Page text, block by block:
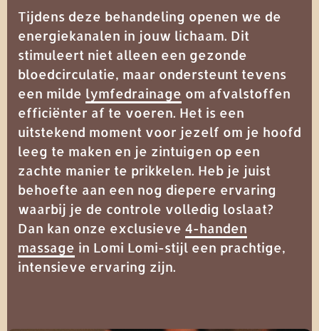
Tijdens deze behandeling openen we de
energiekanalen in jouw lichaam. Dit
stimuleert niet alleen een gezonde
bloedcirculatie, maar ondersteunt tevens
een milde lymfedrainage om afvalstoffen
efficiënter af te voeren. Het is een
uitstekend moment voor jezelf om je hoofd
leeg te maken en je zintuigen op een
zachte manier te prikkelen. Heb je juist
behoefte aan een nog diepere ervaring
waarbij je de controle volledig loslaat?
Dan kan onze exclusieve 4-handen
massage in Lomi Lomi-stijl een prachtige,
intensieve ervaring zijn.